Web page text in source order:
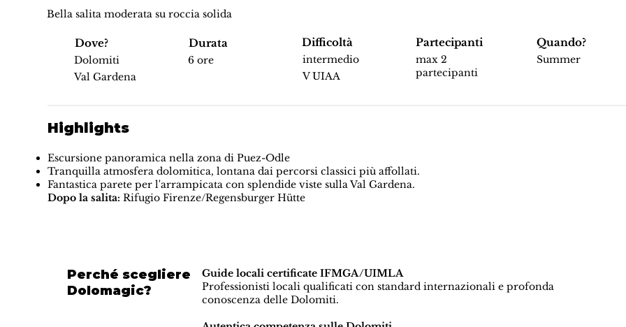
Bella salita moderata su roccia solida
Dove?
Dolomiti
Val Gardena
Durata
6 ore
Difficoltà
intermedio
V UIAA
Partecipanti
max 2
partecipanti
Quando?
Summer
Highlights
Escursione panoramica nella zona di Puez-Odle
Tranquilla atmosfera dolomitica, lontana dai percorsi classici più affollati.
Fantastica parete per l'arrampicata con splendide viste sulla Val Gardena.
Dopo la salita: Rifugio Firenze/Regensburger Hütte
Perché scegliere
Dolomagic?
Guide locali certificate IFMGA/UIMLA
Professionisti locali qualificati con standard internazionali e profonda
conoscenza delle Dolomiti.